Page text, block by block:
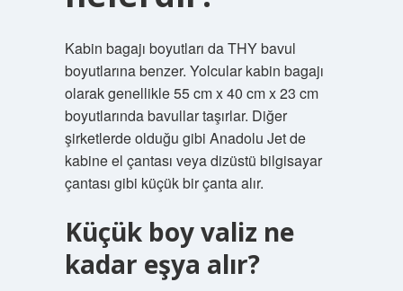
Kabin bagajı boyutları da THY bavul
boyutlarına benzer. Yolcular kabin bagajı
olarak genellikle 55 cm x 40 cm x 23 cm
boyutlarında bavullar taşırlar. Diğer
şirketlerde olduğu gibi Anadolu Jet de
kabine el çantası veya dizüstü bilgisayar
çantası gibi küçük bir çanta alır.
Küçük boy valiz ne
kadar eşya alır?